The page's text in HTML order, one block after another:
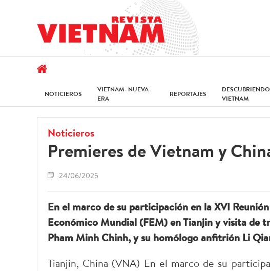
NOTICIEROS
VIETNAM- NUEVA
ERA
REPORTAJES
DESCUBRIENDO
VIETNAM
Noticieros
Premieres de Vietnam y
24/06/2025
En el marco de su participación en la XVI
Económico Mundial (FEM) en Tianjin y visita
Pham Minh Chinh, y su homólogo anfitrión Li
Tianjin, China (VNA) En el marco de su